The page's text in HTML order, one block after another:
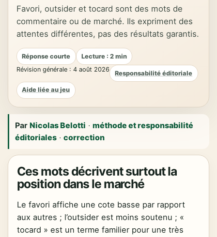
Favori, outsider et tocard sont des mots de
commentaire ou de marché. Ils expriment des
attentes différentes, pas des résultats garantis.
Réponse courte
Lecture : 2 min
Révision générale : 4 août 2026
Responsabilité éditoriale
Aide liée au jeu
ParNicolas Belotti ·méthode et responsabilité
éditoriales ·correction
Ces mots décrivent surtout la
position dans le marché
Le favori affiche une cote basse par rapport
aux autres ; l’outsider est moins soutenu ; «
tocard » est un terme familier pour une très